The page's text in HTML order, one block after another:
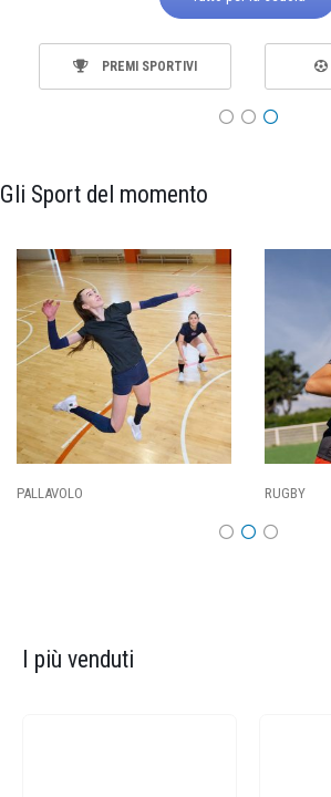
PREMI SPORTIVI
Gli Sport del momento
PALLAVOLO RUGBY
I più venduti